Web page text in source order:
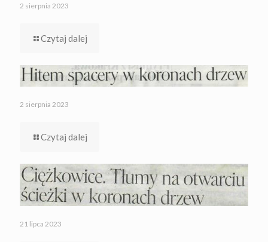
2 sierpnia 2023
Czytaj dalej
2 sierpnia 2023
Czytaj dalej
21 lipca 2023